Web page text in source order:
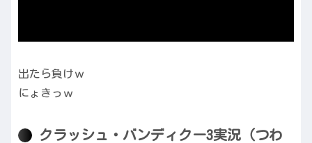
出たら負けｗ
にょきっｗ
クラッシュ・バンディクー3実況（つわ